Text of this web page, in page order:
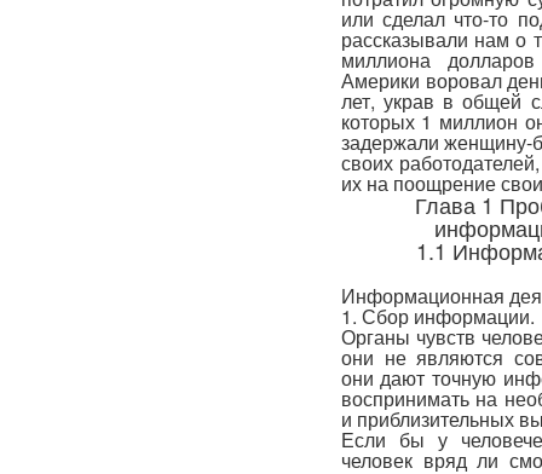
или сделал что-то
рассказывали нам о
миллиона
Америки воровал
лет, украв в общей
которых 1 миллион
задержали женщину-
своих
их на поощрение
Глава 1
1.1
Информационная
1. Сбор информации.
Органы чувств
они не являются
они дают точную
воспринимать на
и приблизительных
Если бы у
человек вряд ли